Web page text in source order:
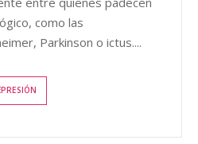
como las
Parkinson o ictus....